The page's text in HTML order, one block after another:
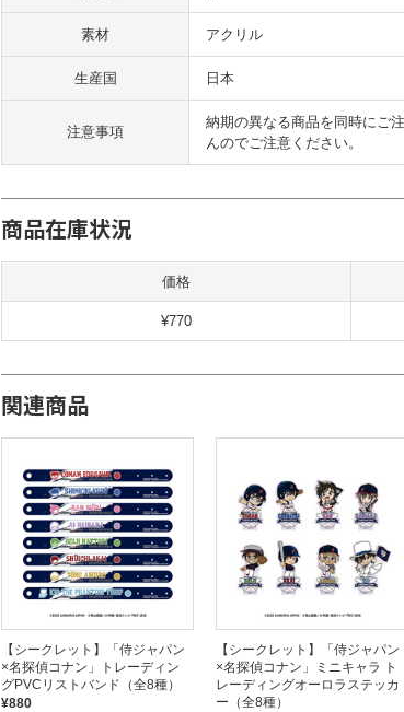
素材 アクリル
生産国 日本
注意事項
納期の異なる商品を同時にご
んのでご注意ください。
商品在庫状況
価格
¥770
関連商品
【シークレット】「侍ジャパン
×名探偵コナン」トレーディン
グPVCリストバンド（全8種）
¥880
【シークレット】「侍ジャパン
×名探偵コナン」ミニキャラ ト
レーディングオーロラステッカ
ー（全8種）